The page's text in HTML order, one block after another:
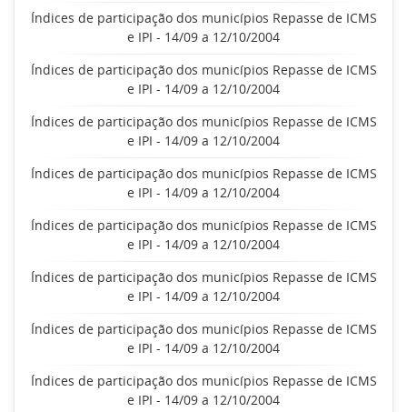
Índices de participação dos municípios Repasse de ICMS
e IPI - 14/09 a 12/10/2004
Índices de participação dos municípios Repasse de ICMS
e IPI - 14/09 a 12/10/2004
Índices de participação dos municípios Repasse de ICMS
e IPI - 14/09 a 12/10/2004
Índices de participação dos municípios Repasse de ICMS
e IPI - 14/09 a 12/10/2004
Índices de participação dos municípios Repasse de ICMS
e IPI - 14/09 a 12/10/2004
Índices de participação dos municípios Repasse de ICMS
e IPI - 14/09 a 12/10/2004
Índices de participação dos municípios Repasse de ICMS
e IPI - 14/09 a 12/10/2004
Índices de participação dos municípios Repasse de ICMS
e IPI - 14/09 a 12/10/2004